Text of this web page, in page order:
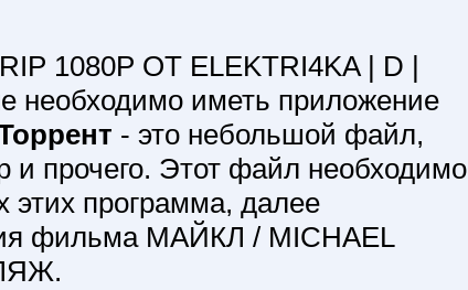
1080P ОТ ELEKTRI4KA | D |
иметь приложение
- это небольшой файл,
и прочего. Этот файл необходимо
этих программа, далее
фильма МАЙКЛ / MICHAEL